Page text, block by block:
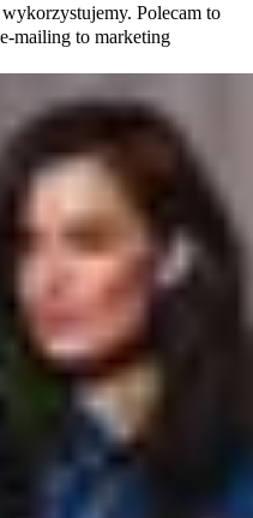
Polecam to
mailing to marketing